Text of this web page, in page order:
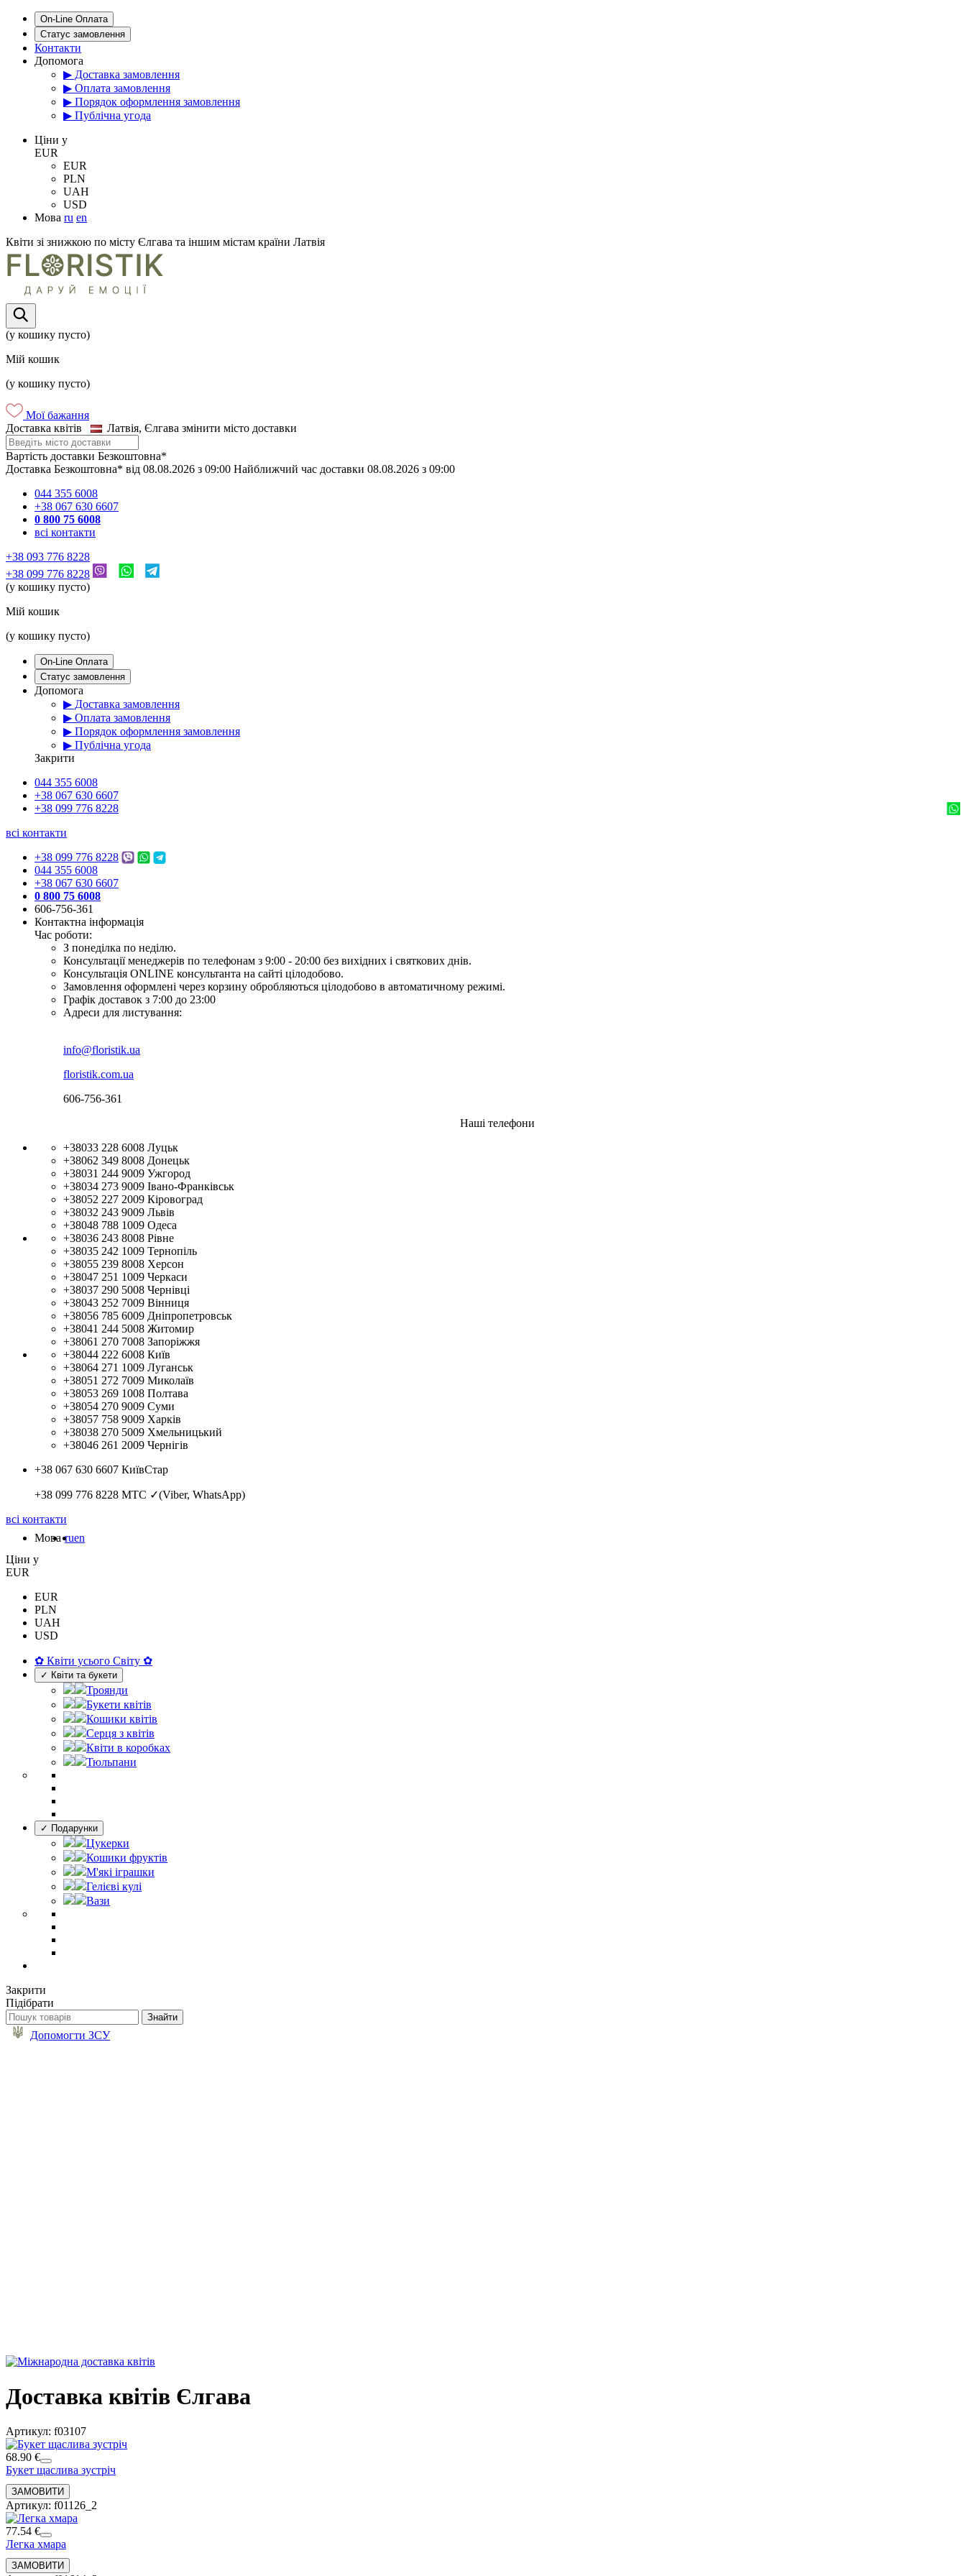
On-Line Оплата
Статус замовлення
Контакти
Допомога
▶ Доставка замовлення
▶ Оплата замовлення
▶ Порядок оформлення замовлення
▶ Публічна угода
Цiни у
EUR
EUR
PLN
UAH
USD
Мова ru en
Квіти зі знижкою по місту Єлгава та іншим містам країни Латвія
(у кошику пусто)
Мій кошик
(у кошику пусто)
Мої бажання
Доставка квітів
Латвія, Єлгава змінити місто доставки
Вартість доставки Безкоштовна*
Доставка Безкоштовна* від 08.08.2026 з 09:00 Найближчий час доставки 08.08.2026 з 09:00
044 355 6008
+38 067 630 6607
0 800 75 6008
всі контакти
+38 093 776 8228
+38 099 776 8228
(у кошику пусто)
Мій кошик
(у кошику пусто)
On-Line Оплата
Статус замовлення
Допомога
▶ Доставка замовлення
▶ Оплата замовлення
▶ Порядок оформлення замовлення
▶ Публічна угода
Закрити
044 355 6008
+38 067 630 6607
+38 099 776 8228
всі контакти
+38 099 776 8228
044 355 6008
+38 067 630 6607
0 800 75 6008
606-756-361
Контактна інформація
Час роботи:
З понеділка по неділю.
Консультації менеджерів по телефонам з 9:00 - 20:00 без вихідних і святкових днів.
Консультація ONLINE консультанта на сайті цілодобово.
Замовлення оформлені через корзину обробляються цілодобово в автоматичному режимі.
Графік доставок з 7:00 до 23:00
Адреси для листування:
info@floristik.ua
floristik.com.ua
606-756-361
Наші телефони
+38033 228 6008 Луцьк
+38062 349 8008 Донецьк
+38031 244 9009 Ужгород
+38034 273 9009 Івано-Франківськ
+38052 227 2009 Кіровоград
+38032 243 9009 Львів
+38048 788 1009 Одеса
+38036 243 8008 Рівне
+38035 242 1009 Тернопіль
+38055 239 8008 Херсон
+38047 251 1009 Черкаси
+38037 290 5008 Чернівці
+38043 252 7009 Вінниця
+38056 785 6009 Дніпропетровськ
+38041 244 5008 Житомир
+38061 270 7008 Запоріжжя
+38044 222 6008 Київ
+38064 271 1009 Луганськ
+38051 272 7009 Миколаїв
+38053 269 1008 Полтава
+38054 270 9009 Суми
+38057 758 9009 Харків
+38038 270 5009 Хмельницький
+38046 261 2009 Чернігів
+38 067 630 6607 КиївСтар
+38 099 776 8228 МТС ✓(Viber, WhatsApp)
всі контакти
Мова ruen
Цiни у
EUR
EUR
PLN
UAH
USD
✿ Квіти усього Світу ✿
✓ Квіти та букети
Троянди
Букети квітів
Кошики квітів
Серця з квітів
Квіти в коробках
Тюльпани
✓ Подарунки
Цукерки
Кошики фруктів
М'які іграшки
Гелієві кулі
Вази
Закрити
Підібрати
Допомогти ЗСУ
Доставка квітів Єлгава
Артикул: f03107
68.90 €
Букет щаслива зустріч
Артикул: f01126_2
77.54 €
Легка хмара